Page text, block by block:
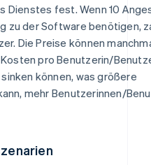
Dienstes fest. Wenn 10
zu der Software benötigen,
Die Preise können
pro Benutzerin/
können, was größere
mehr Benutzerinnen/